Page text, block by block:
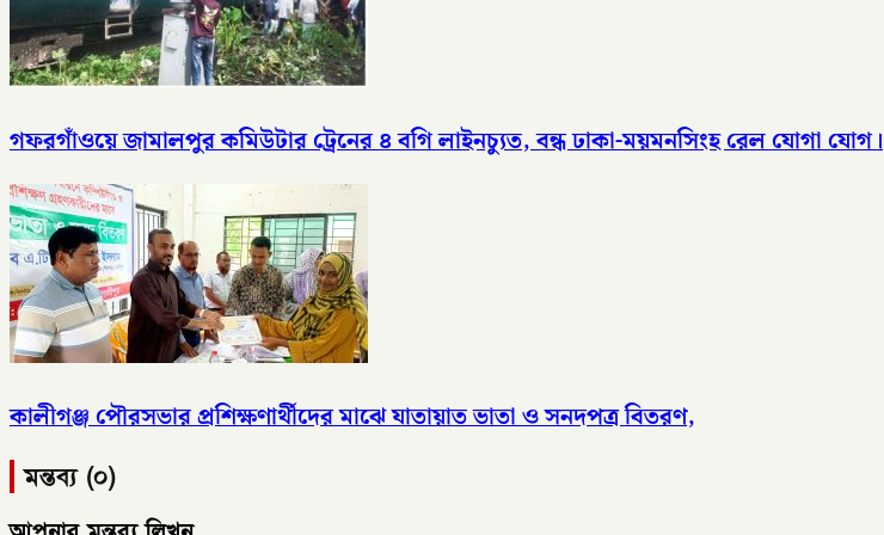
গফরগাঁওয়ে জামালপুর কমিউটার ট্রেনের ৪ বগি লাইনচ্যুত, বন্ধ ঢাকা-ময়মনসিংহ রেল যোগা যোগ।
কালীগঞ্জ পৌরসভার প্রশিক্ষণার্থীদের মাঝে যাতায়াত ভাতা ও সনদপত্র বিতরণ,
মন্তব্য (০)